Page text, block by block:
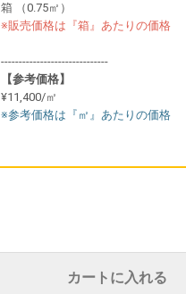
箱 （0.75㎡）
※販売価格は『箱』あたりの価格
------------------------------
【参考価格】
¥11,400/㎡
※参考価格は『㎡』あたりの価格
カートに入れる